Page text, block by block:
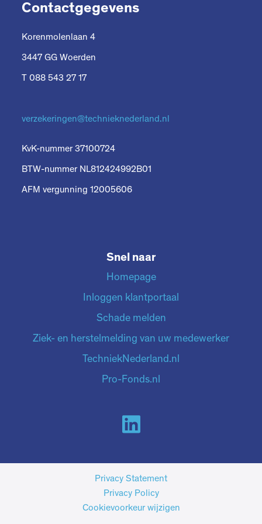
Contactgegevens
Korenmolenlaan 4
3447 GG Woerden
T 088 543 27 17
verzekeringen@technieknederland.nl
KvK-nummer 37100724
BTW-nummer NL812424992B01
AFM vergunning 12005606
Snel naar
Homepage
Inloggen klantportaal
Schade melden
Ziek- en herstelmelding van uw medewerker
TechniekNederland.nl
Pro-Fonds.nl
Privacy Statement
Privacy Policy
Cookievoorkeur wijzigen